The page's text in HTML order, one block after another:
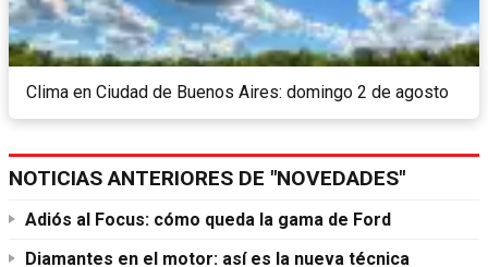
Clima en Ciudad de Buenos Aires: domingo 2 de agosto
NOTICIAS ANTERIORES DE "NOVEDADES"
Adiós al Focus: cómo queda la gama de Ford
Diamantes en el motor: así es la nueva técnica